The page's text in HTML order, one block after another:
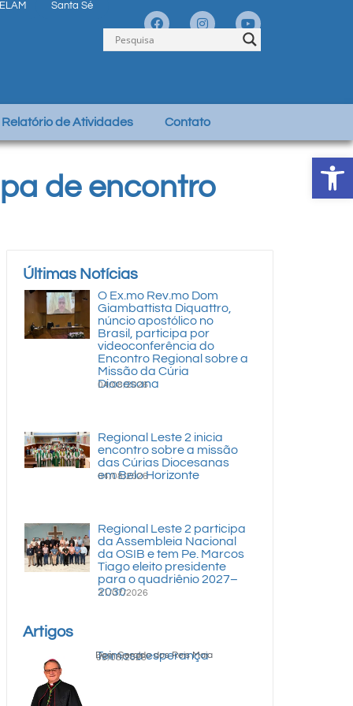
Santa Sé
Relatório de Atividades Contato
de encontro
Últimas Notícias
O Ex.mo Rev.mo Dom
Giambattista Diquattro,
núncio apostólico no
Brasil, participa por
videoconferência do
Encontro Regional sobre a
Missão da Cúria
Diocesana
04/08/2026
Regional Leste 2 inicia
encontro sobre a missão
das Cúrias Diocesanas
em Belo Horizonte
04/08/2026
Regional Leste 2 participa
da Assembleia Nacional
da OSIB e tem Pe. Marcos
Tiago eleito presidente
para o quadriênio 2027–
2030
31/07/2026
Artigos
Teimosa esperança
Dom Geraldo dos Reis Maia
05/08/2026
Abrir